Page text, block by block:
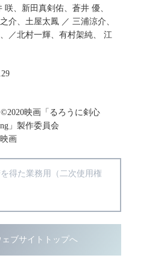
咲、新田真剣佑、蒼井 優、
介、土屋太鳳 ／ 三浦涼介、
／北村一輝、有村架純、 江
映画「るろうに剣心
」製作委員会
画
得た業務用（二次使用権
ェブサイトトップへ